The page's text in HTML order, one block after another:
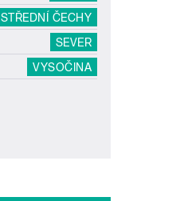
STŘEDNÍ ČECHY
SEVER
VYSOČINA